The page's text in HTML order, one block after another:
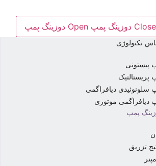
Close دوزینگ پمپ Open دوزینگ پمپ
تکنولوژی
پیستونی
پریستالتیک
سلونوئیدی دیافراگمی
دیافراگمی موتوری
پمپ
تزریق